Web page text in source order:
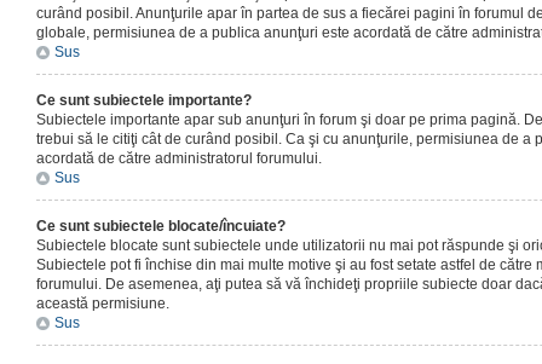
curând posibil. Anunţurile apar în partea de sus a fiecărei pagini în forumul
globale, permisiunea de a publica anunţuri este acordată de către
Sus
Ce sunt subiectele importante?
Subiectele importante apar sub anunţuri în forum şi doar pe prima pagină.
trebui să le citiţi cât de curând posibil. Ca şi cu anunţurile, permisiunea de a
acordată de către administratorul forumului.
Sus
Ce sunt subiectele blocate/încuiate?
Subiectele blocate sunt subiectele unde utilizatorii nu mai pot răspunde şi
Subiectele pot fi închise din mai multe motive şi au fost setate astfel de către
forumului. De asemenea, aţi putea să vă închideţi propriile subiecte doar
această permisiune.
Sus